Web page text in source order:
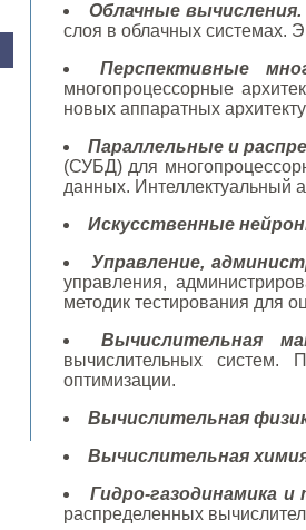
Облачные вычисления.
слоя в облачных системах.
Перспективные
многопроцессорные
новых аппаратных
Параллельные и
(СУБД) для
данных. Интеллектуальный
Искусственные
Управление,
управления,
методик тестирования для
Вычислительная
вычислительных систем.
оптимизации.
Вычислительная
Вычислительная
Гидро-газодинамика и
распределенных